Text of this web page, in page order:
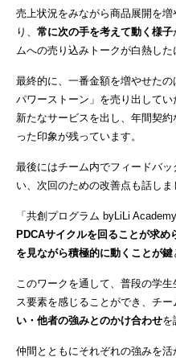
売上状況をみながら商品展開を
り、 常に次の手を考えて動く様子
ムへの売り込みトークが白熱した
最終的に、一番金額を増やせた
パワーストーン」を売り出して
新たなサービスを出し、年間契
った印象が残っています。
最後にはチーム内でフィードバ
い、次回のための改善点も話しま
「共創プログラム byLiLi Academy
PDCAサイクルを回ることが求
を見ながら積極的に動くことが鍵
このワークを通して、普段の学
ス要素を感じることができ、チー
い・他者の強みとのかけ合わせを
仲間とともにそれぞれの強みを